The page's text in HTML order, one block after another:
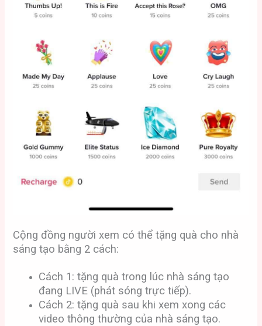
Cộng đồng người xem có thể tặng quà cho nhà
sáng tạo bằng 2 cách:
Cách 1: tặng quà trong lúc nhà sáng tạo
đang LIVE (phát sóng trực tiếp).
Cách 2: tặng quà sau khi xem xong các
video thông thường của nhà sáng tạo.